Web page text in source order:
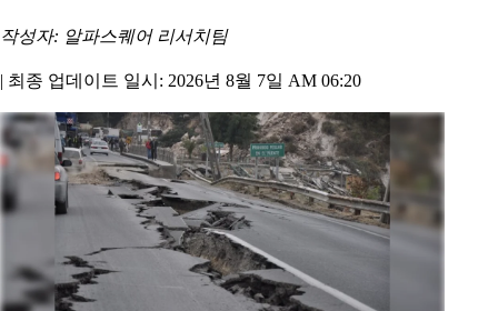
작성자: 알파스퀘어 리서치팀
| 최종 업데이트 일시: 2026년 8월 7일 AM 06:20